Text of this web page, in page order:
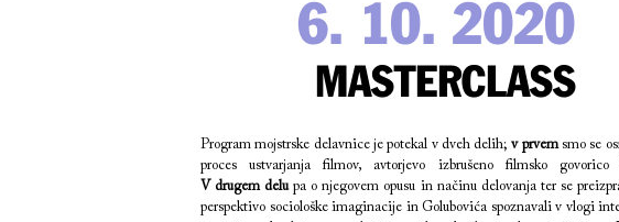
6. 10. 2020
MASTERCLASS
Program mojstrske delavnice je potekal v dveh delih;v prvemsmo se
proces ustvarjanja filmov, avtorjevo izbrušeno filmsko
V drugem delupa o njegovem opusu in načinu delovanja ter se
perspektivo sociološke imaginacije in Golubovića spoznavali v vlogi